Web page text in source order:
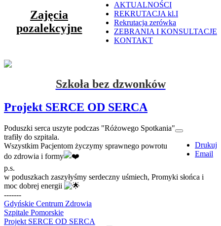
AKTUALNOŚCI
REKRUTACJA kl.I
Rekrutacja zerówka
ZEBRANIA I KONSULTACJE
KONTAKT
Zajęcia
pozalekcyjne
Szkoła bez dzwonków
Projekt SERCE OD SERCA
Drukuj
Email
Poduszki serca uszyte podczas "Różowego Spotkania"
trafiły do szpitala.
Wszystkim Pacjentom życzymy sprawnego powrotu
do zdrowia i formy
p.s.
w poduszkach zaszyłyśmy serdeczny uśmiech, Promyki słońca i
moc dobrej energii
-------
Gdyńskie Centrum Zdrowia
Szpitale Pomorskie
Projekt SERCE OD SERCA